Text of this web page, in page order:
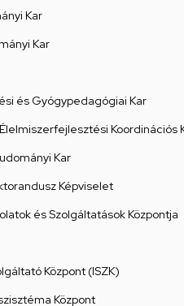
Kar
Kar
és Gyógypedagógiai Kar
Koordinációs
Kar
Képviselet
és Szolgáltatások Központja
Központ (ISZK)
Központ